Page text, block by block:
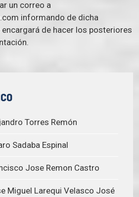
un correo a
informando de dicha
encargará de hacer los posteriores
Torres Remón
Sadaba Espinal
Jose Remon Castro
Miguel Larequi Velasco José